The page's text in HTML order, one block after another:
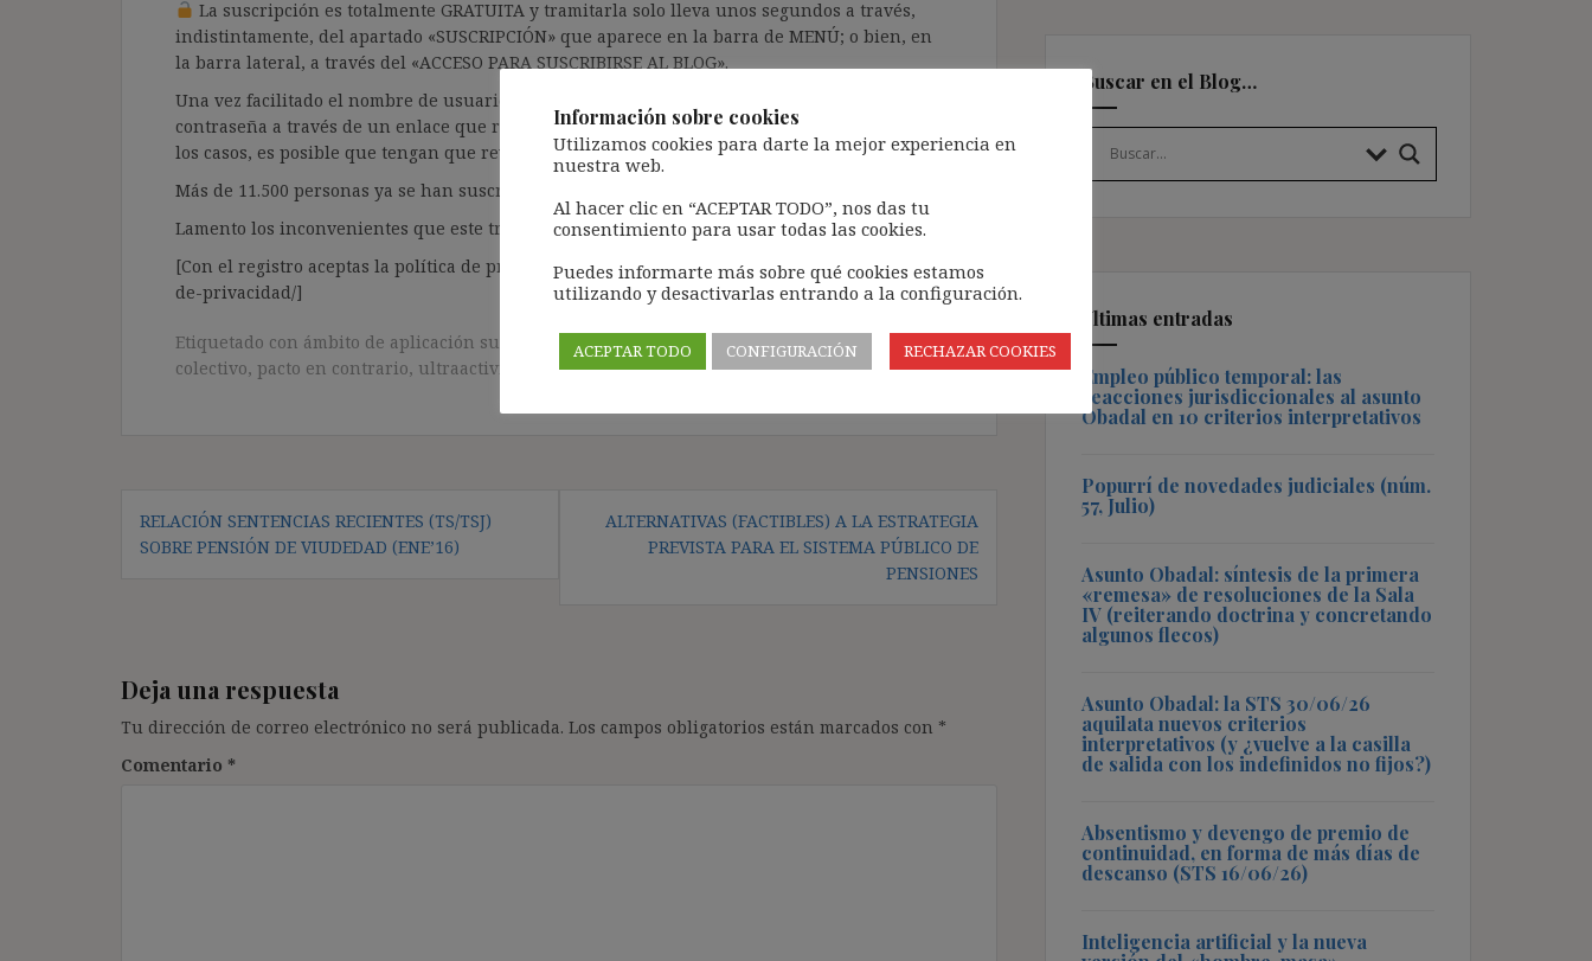
La suscripción es totalmente GRATUITA y tramitarla solo lleva unos segundos a través,
indistintamente, del apartado «SUSCRIPCIÓN» que aparece en la barra de MENÚ; o bien, en
la barra lateral, a través del «ACCESO PARA SUSCRIBIRSE AL BLOG».
Una vez facilitado el nombre de usuario y el correo electrónico, deberán verificar la
contraseña a través de un enlace que recibirán en el correo electrónico registrado (según
los casos, es posible que tengan que revisar la bandeja de «Spam»).
Más de 11.500 personas ya se han suscrito.
Lamento los inconvenientes que este trámite pueda causar.
[Con el registro aceptas la política de privacidad del blog: https://ignasibeltran.com/politica-
de-privacidad/]
Etiquetado con ámbito de aplicación superior art. 86.3 ET,contractualización convenio
colectivo, pacto en contrario, ultraactividad vigencia convenio colectivo
Navegación
de
RELACIÓN SENTENCIAS RECIENTES (TS/TSJ)
SOBRE PENSIÓN DE VIUDEDAD (ENE’16)
ALTERNATIVAS (FACTIBLES) A LA ESTRATEGIA
PREVISTA PARA EL SISTEMA PÚBLICO DE
PENSIONES
Deja una respuesta
Tu dirección de correo electrónico no será publicada. Los campos obligatorios están marcados con *
Comentario *
Buscar en el Blog…
Últimas entradas
Empleo público temporal: las
reacciones jurisdiccionales al asunto
Obadal en 10 criterios interpretativos
Popurrí de novedades judiciales (núm.
57, Julio)
Asunto Obadal: síntesis de la primera
«remesa» de resoluciones de la Sala
IV (reiterando doctrina y concretando
algunos flecos)
Asunto Obadal: la STS 30/06/26
aquilata nuevos criterios
interpretativos (y ¿vuelve a la casilla
de salida con los indefinidos no fijos?)
Absentismo y devengo de premio de
continuidad, en forma de más días de
descanso (STS 16/06/26)
Inteligencia artificial y la nueva
Información sobre cookies
Utilizamos cookies para darte la mejor experiencia en
nuestra web.
Al hacer clic en “ACEPTAR TODO”, nos das tu
consentimiento para usar todas las cookies.
Puedes informarte más sobre qué cookies estamos
utilizando y desactivarlas entrando a la configuración.
ACEPTAR TODO CONFIGURACIÓN RECHAZAR COOKIES